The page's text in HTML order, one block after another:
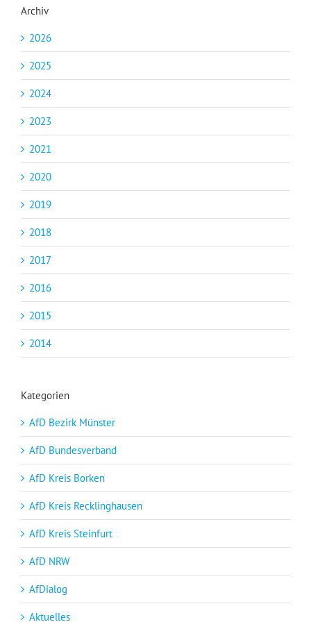
Archiv
2026
2025
2024
2023
2021
2020
2019
2018
2017
2016
2015
2014
Kategorien
AfD Bezirk Münster
AfD Bundesverband
AfD Kreis Borken
AfD Kreis Recklinghausen
AfD Kreis Steinfurt
AfD NRW
AfDialog
Aktuelles